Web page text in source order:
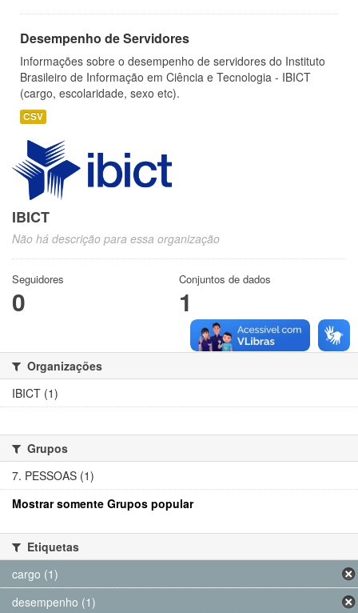
Desempenho de Servidores
Informações sobre o desempenho de servidores do Instituto
Brasileiro de Informação em Ciência e Tecnologia - IBICT
(cargo, escolaridade, sexo etc).
CSV
IBICT
Não há descrição para essa organização
Seguidores
0
Conjuntos de dados
1
Organizações
IBICT (1)
Grupos
7. PESSOAS (1)
Mostrar somente Grupos popular
Etiquetas
cargo (1)
desempenho (1)